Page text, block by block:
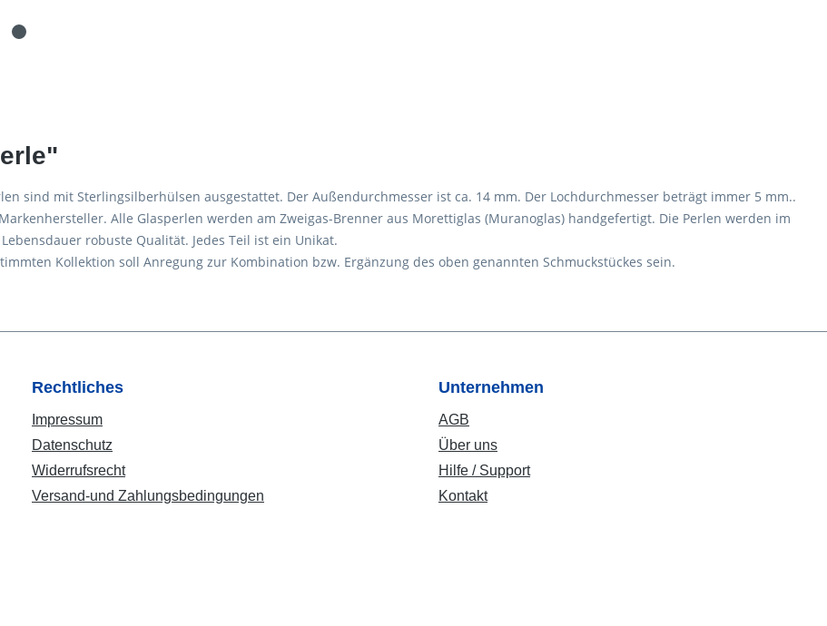
sind mit Sterlingsilberhülsen ausgestattet. Der Außendurchmesser ist ca. 14 mm. Der Lochdurchmesser beträgt immer 5 mm..
Alle Glasperlen werden am Zweigas-Brenner aus Morettiglas (Muranoglas) handgefertigt. Die Perlen werden im
robuste Qualität. Jedes Teil ist ein Unikat.
Kollektion soll Anregung zur Kombination bzw. Ergänzung des oben genannten Schmuckstückes sein.
Rechtliches
Impressum
Datenschutz
Widerrufsrecht
Versand-und Zahlungsbedingungen
Unternehmen
AGB
Über uns
Hilfe / Support
Kontakt